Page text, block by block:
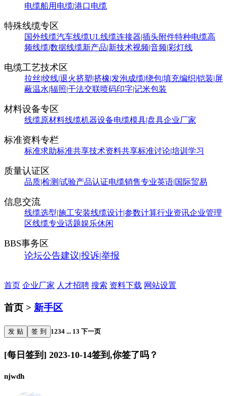
电缆船用电缆|港口电缆
特殊线缆专区
国外线缆汽车线缆UL线缆连接器|插头附件特种电缆高
频线缆|数据线缆新产品|新技术视频|音频|彩灯线
电缆工艺技术区
拉丝|绞线|退火挤塑|挤橡|发泡成缆|绕包|填充编织|铠装|屏
蔽温水|辐照|干法交联喷码印字|记米包装
材料设备专区
线缆原材料线缆机器设备电缆模具|盘具企业厂家
标准资料专栏
标准求助标准共享技术资料共享标准讨论|培训学习
质量认证区
品质|检测|试验产品认证电缆销售专业英语|国际贸易
信息交流
线缆选型|施工安装线缆设计|参数计算行业资讯企业管理
区线缆专业话题娱乐休闲
BBS事务区
论坛公告建议|投诉|举报
首页 企业厂家 人才招聘 搜索 资料下载 网站设置
首页 > 新手区
发 贴 签 到 1234 ... 13 下一页
[每日签到] 2023-10-14签到,你签了吗？
njwdh